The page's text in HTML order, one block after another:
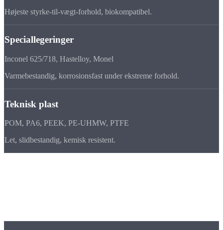
Højeste styrke-til-vægt-forhold, biokompatibel.
Speciallegeringer
Inconel 625/718, Hastelloy, Monel
Varmebestandig, korrosionsfast under ekstreme forhold.
Teknisk plast
POM, PA6, PEEK, PE-UHMW, PTFE
Let, slidbestandig, kemisk resistent.